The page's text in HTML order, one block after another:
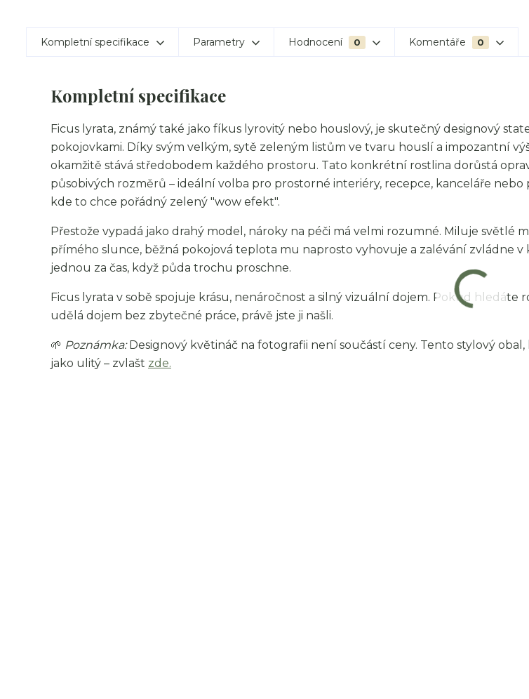
Kompletní specifikace Parametry Hodnocení 0 Komentáře 0
Kompletní specifikace
Ficus lyrata, známý také jako fíkus lyrovitý nebo houslový, je skutečný designový
pokojovkami. Díky svým velkým, sytě zeleným listům ve tvaru houslí a impozantní
okamžitě stává středobodem každého prostoru. Tato konkrétní rostlina dorůstá
působivých rozměrů – ideální volba pro prostorné interiéry, recepce, kanceláře nebo
kde to chce pořádný zelený "wow efekt".
Přestože vypadá jako drahý model, nároky na péči má velmi rozumné. Miluje světlé
přímého slunce, běžná pokojová teplota mu naprosto vyhovuje a zalévání zvládne v
jednou za čas, když půda trochu proschne.
Ficus lyrata v sobě spojuje krásu, nenáročnost a silný vizuální dojem. Pokud hledáte
udělá dojem bez zbytečné práce, právě jste ji našli.
🌱 Poznámka:Designový květináč na fotografii není součástí ceny. Tento stylový
jako ulitý – zvlašt zde.